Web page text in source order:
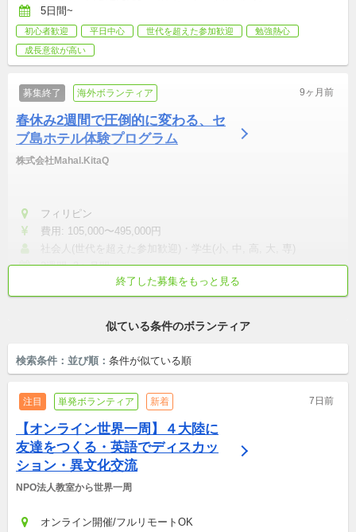
5日間~
初心者歓迎 平日中心 世代を超えた参加歓迎
勉強熱心
成長意欲が高い
募集終了 海外ボランティア 9ヶ月前
春休み2週間で圧倒的に変わる、セ
ブ島ホテル体験プログラム
株式会社Mahal.KitaQ
フィリピン
費用: 105,000〜495,000円
社会人(世代を超えた参加歓迎)・学生(小, 中, 高, 大, 専)
2週間~3ヶ月間
世代を超えた参加歓迎
成長意欲が高い
終了した募集をもっと見る
似ている条件のボランティア
検索条件： 並び順： 条件が似ている順
注目 単発ボランティア 新着 7日前
【オンライン世界一周】４大陸に
友達をつくる・英語でディスカッ
ション・異文化交流
NPO法人教室から世界一周
オンライン開催/フルリモートOK